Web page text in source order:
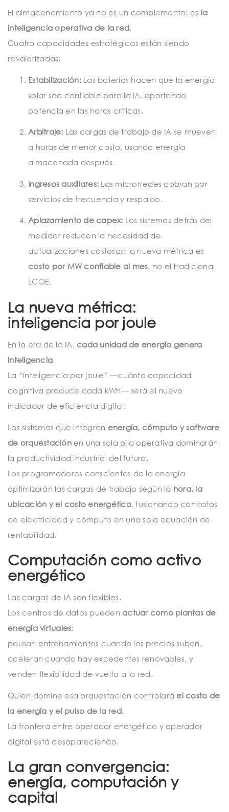
El almacenamiento ya no es un complemento; es la
inteligencia operativa de la red.
Cuatro capacidades estratégicas están siendo
revalorizadas:
Estabilización:Las baterías hacen que la energía
solar sea confiable para la IA, aportando
potencia en las horas críticas.
Arbitraje: Las cargas de trabajo de IA se mueven
a horas de menor costo, usando energía
almacenada después.
Ingresos auxiliares: Las microrredes cobran por
servicios de frecuencia y respaldo.
Aplazamiento de capex: Los sistemas detrás del
medidor reducen la necesidad de
actualizaciones costosas; la nueva métrica es
costo por MW confiable al mes, no el tradicional
LCOE.
La nueva métrica:
inteligencia por joule
En la era de la IA, cada unidad de energía genera
inteligencia.
La “inteligencia por joule” —cuánta capacidad
cognitiva produce cada kWh— será el nuevo
indicador de eficiencia digital.
Los sistemas que integren energía, cómputo y software
de orquestaciónen una sola pila operativa dominarán
la productividad industrial del futuro.
Los programadores conscientes de la energía
optimizarán las cargas de trabajo según la hora, la
ubicación y el costo energético, fusionando contratos
de electricidad y cómputo en una sola ecuación de
rentabilidad.
Computación como activo
energético
Las cargas de IA son flexibles.
Los centros de datos pueden actuar como plantas de
energía virtuales:
pausan entrenamientos cuando los precios suben,
aceleran cuando hay excedentes renovables, y
venden flexibilidad de vuelta a la red.
Quien domine esa orquestación controlaráel costo de
la energía y el pulso de la red.
La frontera entre operador energético y operador
digital está desapareciendo.
La gran convergencia:
energía, computación y
capital